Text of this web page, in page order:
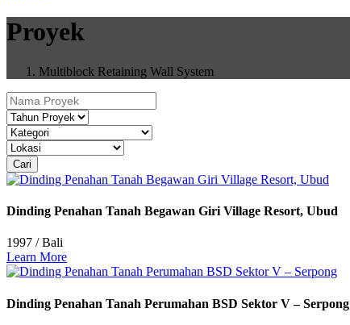
Proyek
Multiblock Retaining Wall System
Cari
Dinding Penahan Tanah Begawan Giri Village Resort, Ubud
1997 /Bali
Learn More
Dinding Penahan Tanah Perumahan BSD Sektor V – Serpong